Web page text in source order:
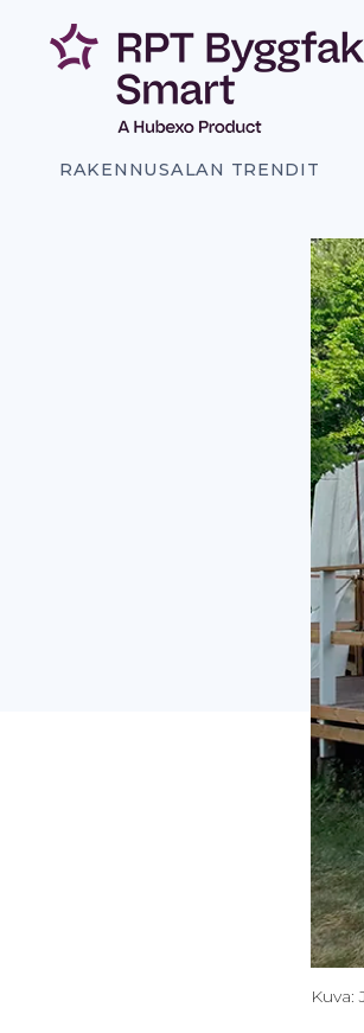
sisältöön
RAKENNUSALAN TRENDIT
Kuva: